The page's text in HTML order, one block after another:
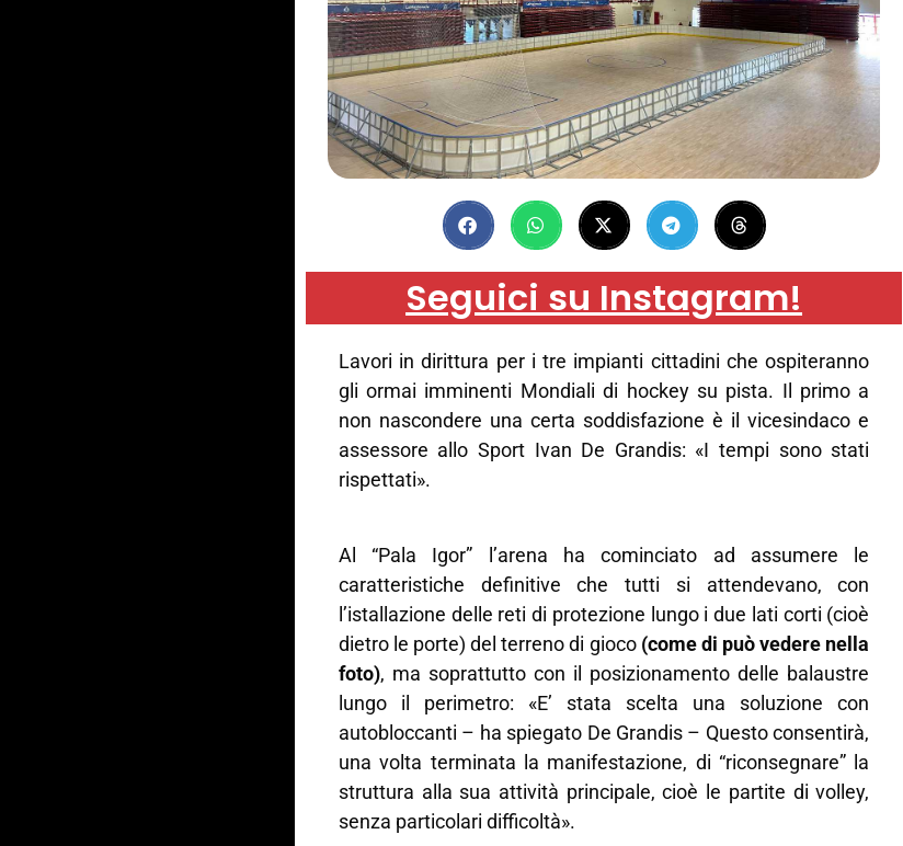
Seguici su Instagram!
Lavori in dirittura per i tre impianti cittadini che ospiteranno
gli ormai imminenti Mondiali di hockey su pista. Il primo a
non nascondere una certa soddisfazione è il vicesindaco e
assessore allo Sport Ivan De Grandis: «I tempi sono stati
rispettati».
Al “Pala Igor” l’arena ha cominciato ad assumere le
caratteristiche definitive che tutti si attendevano, con
l’istallazione delle reti di protezione lungo i due lati corti (cioè
dietro le porte) del terreno di gioco (come di può vedere nella
foto), ma soprattutto con il posizionamento delle balaustre
lungo il perimetro: «E’ stata scelta una soluzione con
autobloccanti – ha spiegato De Grandis – Questo consentirà,
una volta terminata la manifestazione, di “riconsegnare” la
struttura alla sua attività principale, cioè le partite di volley,
senza particolari difficoltà».